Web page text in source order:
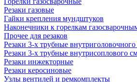
Резаки газовые
Гайки крепления мундштуков
Наконечники к горелкам
Прочее для резаков
Резаки 3-х трубные
Резаки 3-х трубные внутрисоплового
Резаки инжекторные
Резаки керосиновые
Узлы вентилей и ремкомплекты